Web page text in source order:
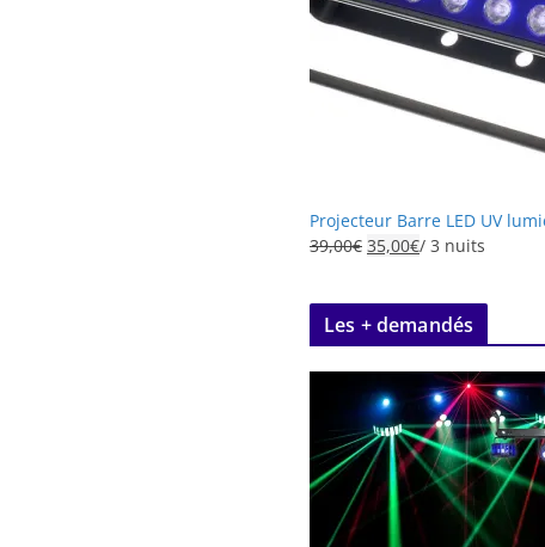
Projecteur Barre LED UV
39,00€ 35,00€/ 3 nuits
Les + demandés